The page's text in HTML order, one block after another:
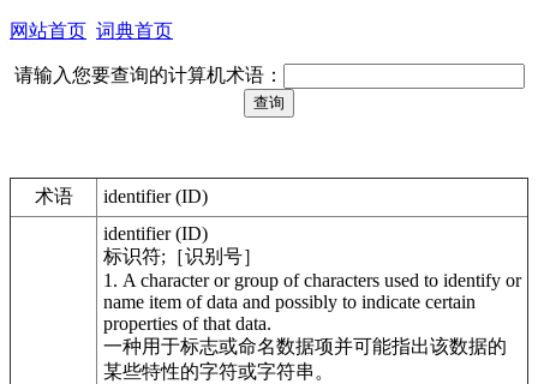
网站首页 词典首页
请输入您要查询的计算机术语：
术语 identifier (ID)
identifier (ID)
标识符;［识别号］
1. A character or group of characters used to identify or
name item of data and possibly to indicate certain
properties of that data.
一种用于标志或命名数据项并可能指出该数据的
某些特性的字符或字符串。